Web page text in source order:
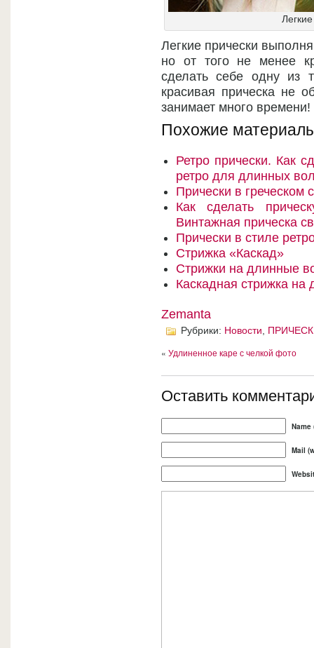
Легкие прически
но от того не менее
сделать себе одну из
красивая прическа не
занимает много времени!
Похожие
Ретро прически. Как
ретро для длинных
Прически в греческом
Как сделать
Винтажная прическа
Прически в стиле
Стрижка «Каскад»
Стрижки на длинные
Каскадная стрижка на
Zemanta
Рубрики: Новости
« Удлиненное каре с челкой фото
Оставить
Name
Mail